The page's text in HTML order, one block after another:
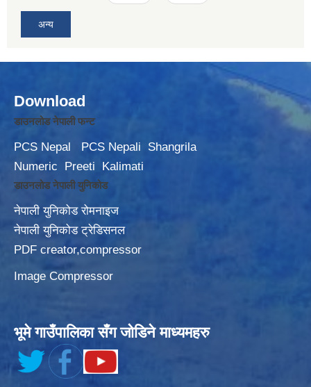
अन्य
Download
डाउनलोड नेपाली फन्ट
PCS Nepal PCS Nepali
Shangrila
Numeric
Preeti Kalimati
डाउनलोड नेपाली युनिकोड
नेपाली युनिकोड रोमनाइज
नेपाली युनिकोड ट्रेडिसनल
PDF creator,compressor
Image Compressor
भूमे गाउँपालिका सँग जोडिने माध्यमहरु